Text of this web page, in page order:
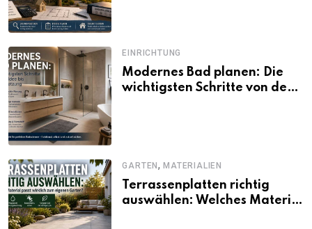
EINRICHTUNG
Modernes Bad planen: Die
wichtigsten Schritte von der
GARTEN,MATERIALIEN
Terrassenplatten richtig
auswählen: Welches Material